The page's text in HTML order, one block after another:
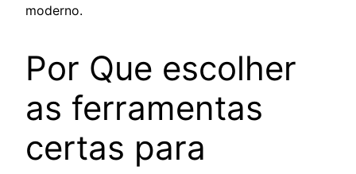
moderno.
Por Que escolher
as ferramentas
certas para